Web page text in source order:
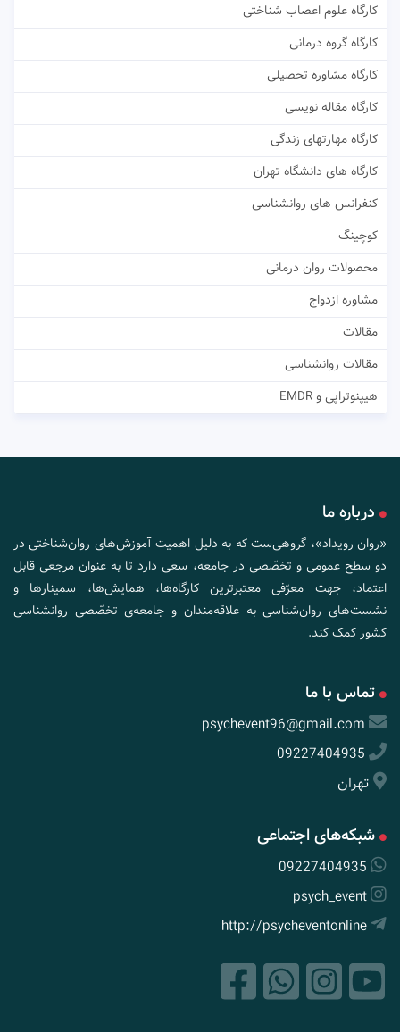
کارگاه علوم اعصاب شناختی
کارگاه گروه درمانی
کارگاه مشاوره تحصیلی
کارگاه مقاله نویسی
کارگاه مهارتهای زندگی
کارگاه های دانشگاه تهران
کنفرانس های روانشناسی
کوچینگ
محصولات روان درمانی
مشاوره ازدواج
مقالات
مقالات روانشناسی
هیپنوتراپی و EMDR
درباره ما
«روان رویداد»، گروهی‌ست که به دلیل اهمیت آموزش‌های روان‌شناختی در
دو سطح عمومی و تخصّصی در جامعه، سعی دارد تا به عنوان مرجعی قابل
اعتماد، جهت معرّفی معتبرترین کارگاه‌ها، همایش‌ها، سمینارها و
نشست‌های روان‌شناسی به علاقه‌مندان و جامعه‌ی تخصّصی روانشناسی
کشور کمک کند.
تماس با ما
psychevent96@gmail.com
09227404935
تهران
شبکه‌های اجتماعی
09227404935
psych_event
http://psycheventonline